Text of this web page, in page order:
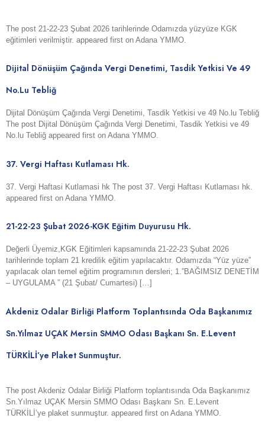
The post 21-22-23 Şubat 2026 tarihlerinde Odamızda yüzyüze KGK
eğitimleri verilmiştir. appeared first on Adana YMMO.
Dijital Dönüşüm Çağında Vergi Denetimi, Tasdik Yetkisi Ve 49
No.lu Tebliğ
Dijital Dönüşüm Çağında Vergi Denetimi, Tasdik Yetkisi ve 49 No.lu Tebliğ
The post Dijital Dönüşüm Çağında Vergi Denetimi, Tasdik Yetkisi ve 49
No.lu Tebliğ appeared first on Adana YMMO.
37. Vergi Haftası Kutlaması Hk.
37. Vergi Haftasi Kutlamasi hk The post 37. Vergi Haftası Kutlaması hk.
appeared first on Adana YMMO.
21-22-23 Şubat 2026-KGK Eğitim Duyurusu Hk.
Değerli Üyemiz,KGK Eğitimleri kapsamında 21-22-23 Şubat 2026
tarihlerinde toplam 21 kredilik eğitim yapılacaktır. Odamızda “Yüz yüze”
yapılacak olan temel eğitim programının dersleri; 1.”BAĞIMSIZ DENETİM
– UYGULAMA ” (21 Şubat/ Cumartesi) […]
Akdeniz Odalar Birliği Platform Toplantısında Oda Başkanımız
Sn.Yılmaz UÇAK Mersin SMMO Odası Başkanı Sn. E.Levent
TÜRKİLİ’ye Plaket Sunmuştur.
The post Akdeniz Odalar Birliği Platform toplantısında Oda Başkanımız
Sn.Yılmaz UÇAK Mersin SMMO Odası Başkanı Sn. E.Levent
TÜRKİLİ’ye plaket sunmuştur. appeared first on Adana YMMO.